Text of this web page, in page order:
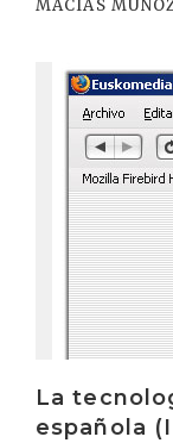
MACÍAS
La
española
Irakurri